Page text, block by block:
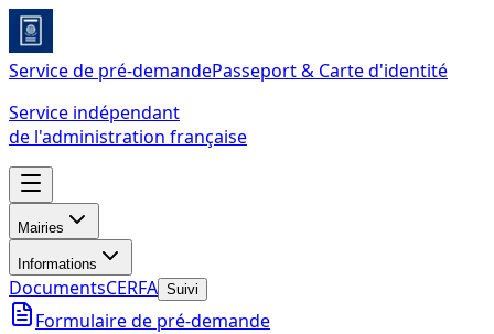
Service de pré-demandePasseport & Carte d'identité
Service indépendant
de l'administration française
Mairies
Informations
DocumentsCERFA Suivi
Formulaire de pré-demande